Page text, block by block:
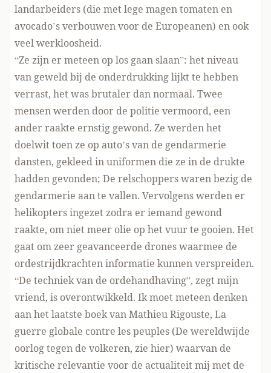
landarbeiders (die met lege magen tomaten en
avocado’s verbouwen voor de Europeanen) en ook
veel werkloosheid.
“Ze zijn er meteen op los gaan slaan”: het niveau
van geweld bij de onderdrukking lijkt te hebben
verrast, het was brutaler dan normaal. Twee
mensen werden door de politie vermoord, een
ander raakte ernstig gewond. Ze werden het
doelwit toen ze op auto’s van de gendarmerie
dansten, gekleed in uniformen die ze in de drukte
hadden gevonden; De relschoppers waren bezig de
gendarmerie aan te vallen. Vervolgens werden er
helikopters ingezet zodra er iemand gewond
raakte, om niet meer olie op het vuur te gooien. Het
gaat om zeer geavanceerde drones waarmee de
ordestrijdkrachten informatie kunnen verspreiden.
“De techniek van de ordehandhaving”, zegt mijn
vriend, is overontwikkeld. Ik moet meteen denken
aan het laatste boek van Mathieu Rigouste, La
guerre globale contre les peuples (De wereldwijde
oorlog tegen de volkeren, zie hier) waarvan de
kritische relevantie voor de actualiteit mij met de